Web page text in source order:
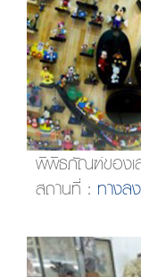
พิพิธภัณฑ์ของเ
สถานที่ : ทางล